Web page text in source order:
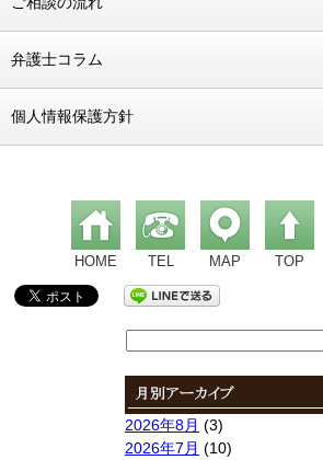
弁護士コラム
個人情報保護方針
HOME TEL MAP TOP
2026年8月 (3)
2026年7月 (10)